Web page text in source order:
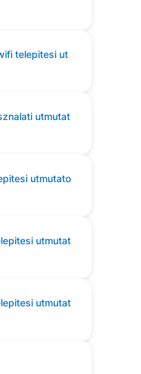
telepitesi ut
utmutat
utmutato
utmutat
utmutat